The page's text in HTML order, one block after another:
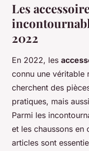
Les
2022
En 2022, les
connu une véritable
cherchent des
pratiques, mais
Parmi les
et les chaussons en
articles sont